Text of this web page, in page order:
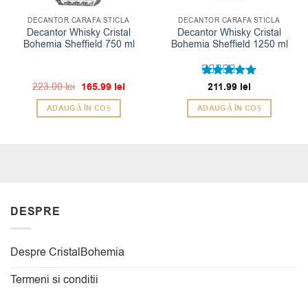
DECANTOR CARAFA STICLA
Decantor Whisky Cristal
Bohemia Sheffield 750 ml
223.00lei Prețul
a
fost:
223.00 lei.
165.99 leiPrețul
ADAUGĂ ÎN COȘ
DECANTOR CARAFA STICLA
Decantor Whisky Cristal
Bohemia Sheffield 1250 ml
Evaluat la
5din 5
211.99 lei
ADAUGĂ ÎN COȘ
DESPRE
Despre CristalBohemia
Termeni si conditii